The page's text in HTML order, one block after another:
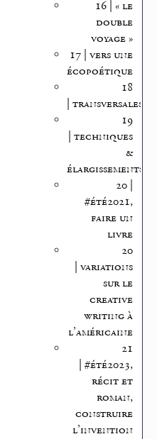
16 | « le
double
voyage »
17 | vers une
écopoétique
18
| transversales
19
| techniques
&
élargissements
20 |
#été2021,
faire un
livre
20
| variations
sur le
creative
writing à
l’américaine
21
| #été2023,
récit et
roman,
construire
l’invention